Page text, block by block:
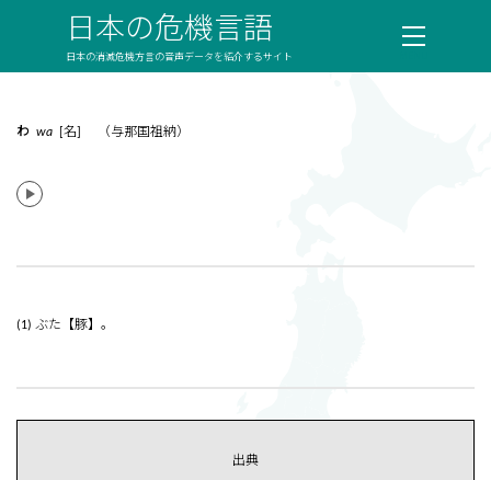
日本の危機言語
日本の消滅危機方言の音声データを紹介するサイト
わ wa [名] （与那国祖納）
(1) ぶた【豚】。
出典